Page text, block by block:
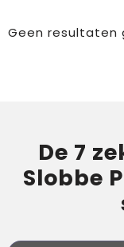
Geen resultaten
De 7
Slobbe